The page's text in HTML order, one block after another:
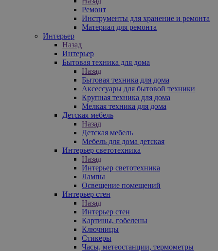
Ремонт
Инструменты для хранение и ремонта
Материал для ремонта
Интерьер
Назад
Интерьер
Бытовая техника для дома
Назад
Бытовая техника для дома
Аксессуары для бытовой техники
Крупная техника для дома
Мелкая техника для дома
Детская мебель
Назад
Детская мебель
Мебель для дома детская
Интерьер светотехника
Назад
Интерьер светотехника
Лампы
Освещение помещений
Интерьер стен
Назад
Интерьер стен
Картины, гобелены
Ключницы
Стикеры
Часы, метеостанции, термометры